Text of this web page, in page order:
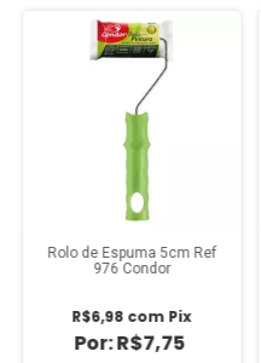
Rolo de Espuma 5cm Ref
976 Condor
R$7,75
R$6,98 com Pix